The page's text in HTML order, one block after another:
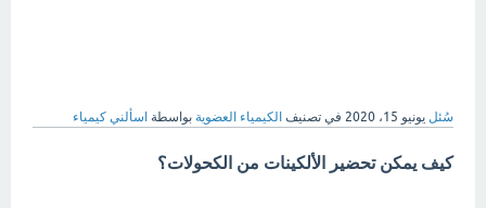
سُئل يونيو 15، 2020 في تصنيف الكيمياء العضوية بواسطة اسألني كيمياء
كيف يمكن تحضير الألكينات من الكحولات؟